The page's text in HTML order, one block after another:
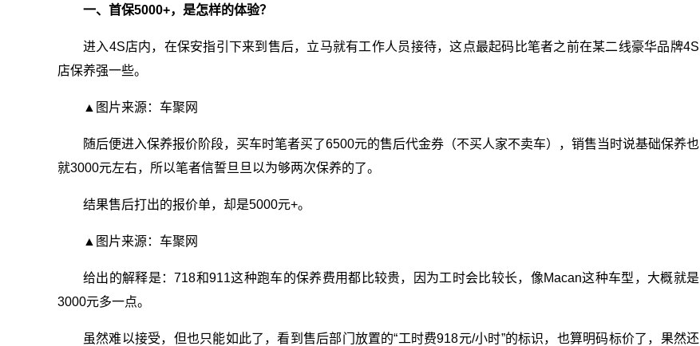
一、首保5000+，是怎样的体验？
进入4S店内，在保安指引下来到售后，立马就有工作人员接待，这点最起码比笔者之前在某二线豪华品牌4S
店保养强一些。
▲图片来源：车聚网
随后便进入保养报价阶段，买车时笔者买了6500元的售后代金券（不买人家不卖车），销售当时说基础保养也
就3000元左右，所以笔者信誓旦旦以为够两次保养的了。
结果售后打出的报价单，却是5000元+。
▲图片来源：车聚网
给出的解释是：718和911这种跑车的保养费用都比较贵，因为工时会比较长，像Macan这种车型，大概就是
3000元多一点。
虽然难以接受，但也只能如此了，看到售后部门放置的“工时费918元/小时”的标识，也算明码标价了，果然还